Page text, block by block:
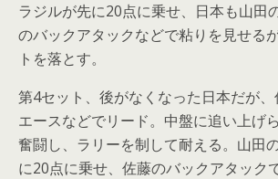
ラジルが先に20点に乗せ、日本も山田
のバックアタックなどで粘りを見せる
トを落とす。
第4セット、後がなくなった日本だが
エースなどでリード。中盤に追い上げ
奮闘し、ラリーを制して耐える。山田
に20点に乗せ、佐藤のバックアタック